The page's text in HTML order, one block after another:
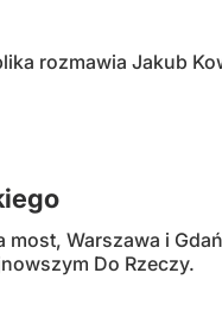
rozmawia Jakub
most, Warszawa i
Do Rzeczy.